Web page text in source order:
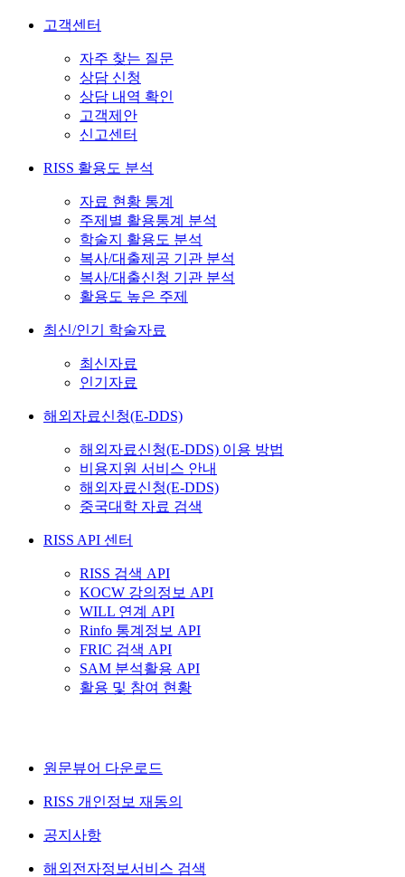
고객센터
자주 찾는 질문
상담 신청
상담 내역 확인
고객제안
신고센터
RISS 활용도 분석
자료 현황 통계
주제별 활용통계 분석
학술지 활용도 분석
복사/대출제공 기관 분석
복사/대출신청 기관 분석
활용도 높은 주제
최신/인기 학술자료
최신자료
인기자료
해외자료신청(E-DDS)
해외자료신청(E-DDS) 이용 방법
비용지원 서비스 안내
해외자료신청(E-DDS)
중국대학 자료 검색
RISS API 센터
RISS 검색 API
KOCW 강의정보 API
WILL 연계 API
Rinfo 통계정보 API
FRIC 검색 API
SAM 분석활용 API
활용 및 참여 현황
원문뷰어 다운로드
RISS 개인정보 재동의
공지사항
해외전자정보서비스 검색